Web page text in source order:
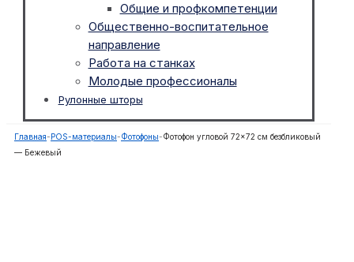
Общие и профкомпетенции
Общественно-воспитательное
направление
Работа на станках
Молодые профессионалы
Рулонные шторы
Главная-POS-материалы-Фотофоны-Фотофон угловой 72×72 см безбликовый
— Бежевый